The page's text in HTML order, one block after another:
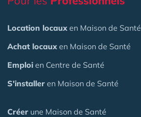
Location locaux en Maison de Santé
Achat locaux en Maison de Santé
Emploi en Centre de Santé
S'installer en Maison de Santé
Créer une Maison de Santé